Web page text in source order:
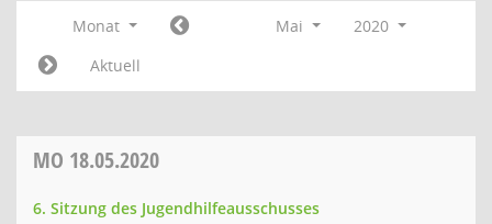
Monat Mai
2020
Aktuell
MO 18.05.2020
6. Sitzung des Jugendhilfeausschusses